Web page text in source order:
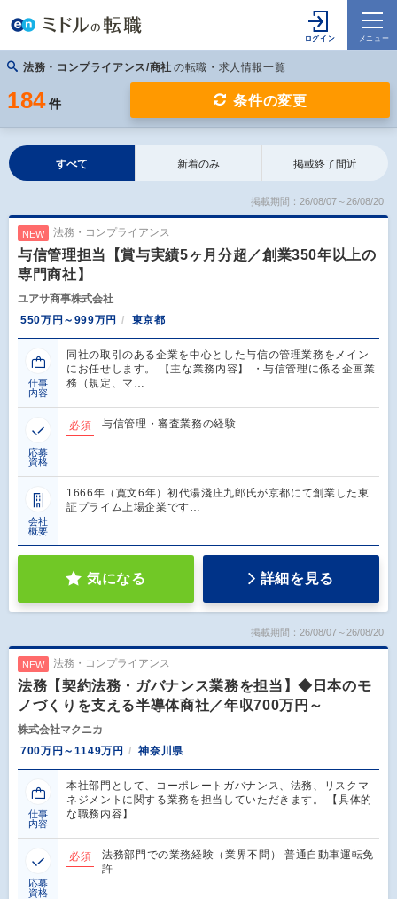
法務・コンプライアンス/商社 の転職・求人情報一覧
184件 条件の変更
すべて 新着のみ 掲載終了間近
掲載期間：26/08/07～26/08/20
NEW 法務・コンプライアンス
与信管理担当【賞与実績5ヶ月分超／創業350年以上の
専門商社】
ユアサ商事株式会社
550万円～999万円
東京都
仕事
内容
同社の取引のある企業を中心とした与信の管理業務をメイン
にお任せします。 【主な業務内容】 ・与信管理に係る企画業
務（規定、マ…
応募
資格
必須 与信管理・審査業務の経験
会社
概要
1666年（寛文6年）初代湯淺庄九郎氏が京都にて創業した東
証プライム上場企業です…
気になる 詳細を見る
掲載期間：26/08/07～26/08/20
NEW 法務・コンプライアンス
法務【契約法務・ガバナンス業務を担当】◆日本のモ
ノづくりを支える半導体商社／年収700万円～
株式会社マクニカ
700万円～1149万円
神奈川県
仕事
内容
本社部門として、コーポレートガバナンス、法務、リスクマ
ネジメントに関する業務を担当していただきます。 【具体的
な職務内容】…
応募
資格
必須
法務部門での業務経験（業界不問） 普通自動車運転免
許